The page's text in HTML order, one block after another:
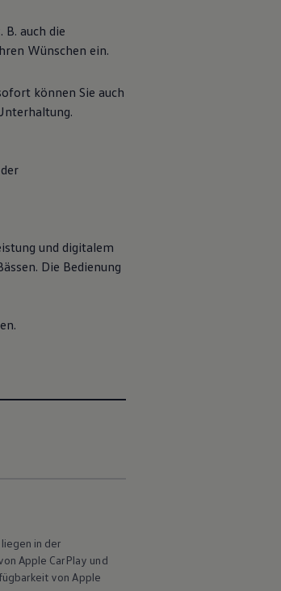
B. auch die
Wünschen ein.
können Sie auch
und digitalem
Die Bedienung
in der
Apple CarPlay und
von Apple